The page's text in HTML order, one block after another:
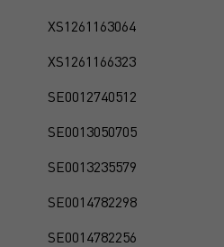
XS1261163064
XS1261166323
SE0012740512
SE0013050705
SE0013235579
SE0014782298
SE0014782256